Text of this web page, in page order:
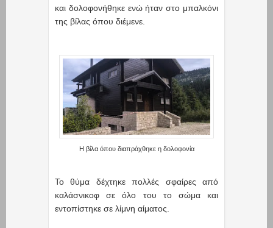
και δολοφονήθηκε ενώ ήταν στο μπαλκόνι
της βίλας όπου διέμενε.
Η βίλα όπου διαπράχθηκε η δολοφονία
Το θύμα δέχτηκε πολλές σφαίρες από
καλάσνικοφ σε όλο του το σώμα και
εντοπίστηκε σε λίμνη αίματος.